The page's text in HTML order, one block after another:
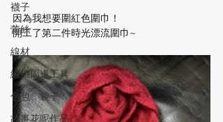
襪子
蕾絲
線材
編織周邊工具
包包、袋子
故事花呢作品
因為我想要圍紅色圍巾！
開工了第二件時光漂流圍巾~